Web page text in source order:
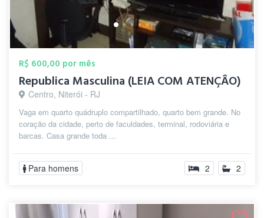
R$ 600,00 por mês
Republica Masculina (LEIA COM ATENÇÂO)
Centro, Niterói - RJ
Vaga em quarto quádruplo compartilhado, quarto bem grande. No
coração da cidade, perto de faculdades, terminal, rodoviária e
barcas. Casa grande toda ...
Para homens 2 2